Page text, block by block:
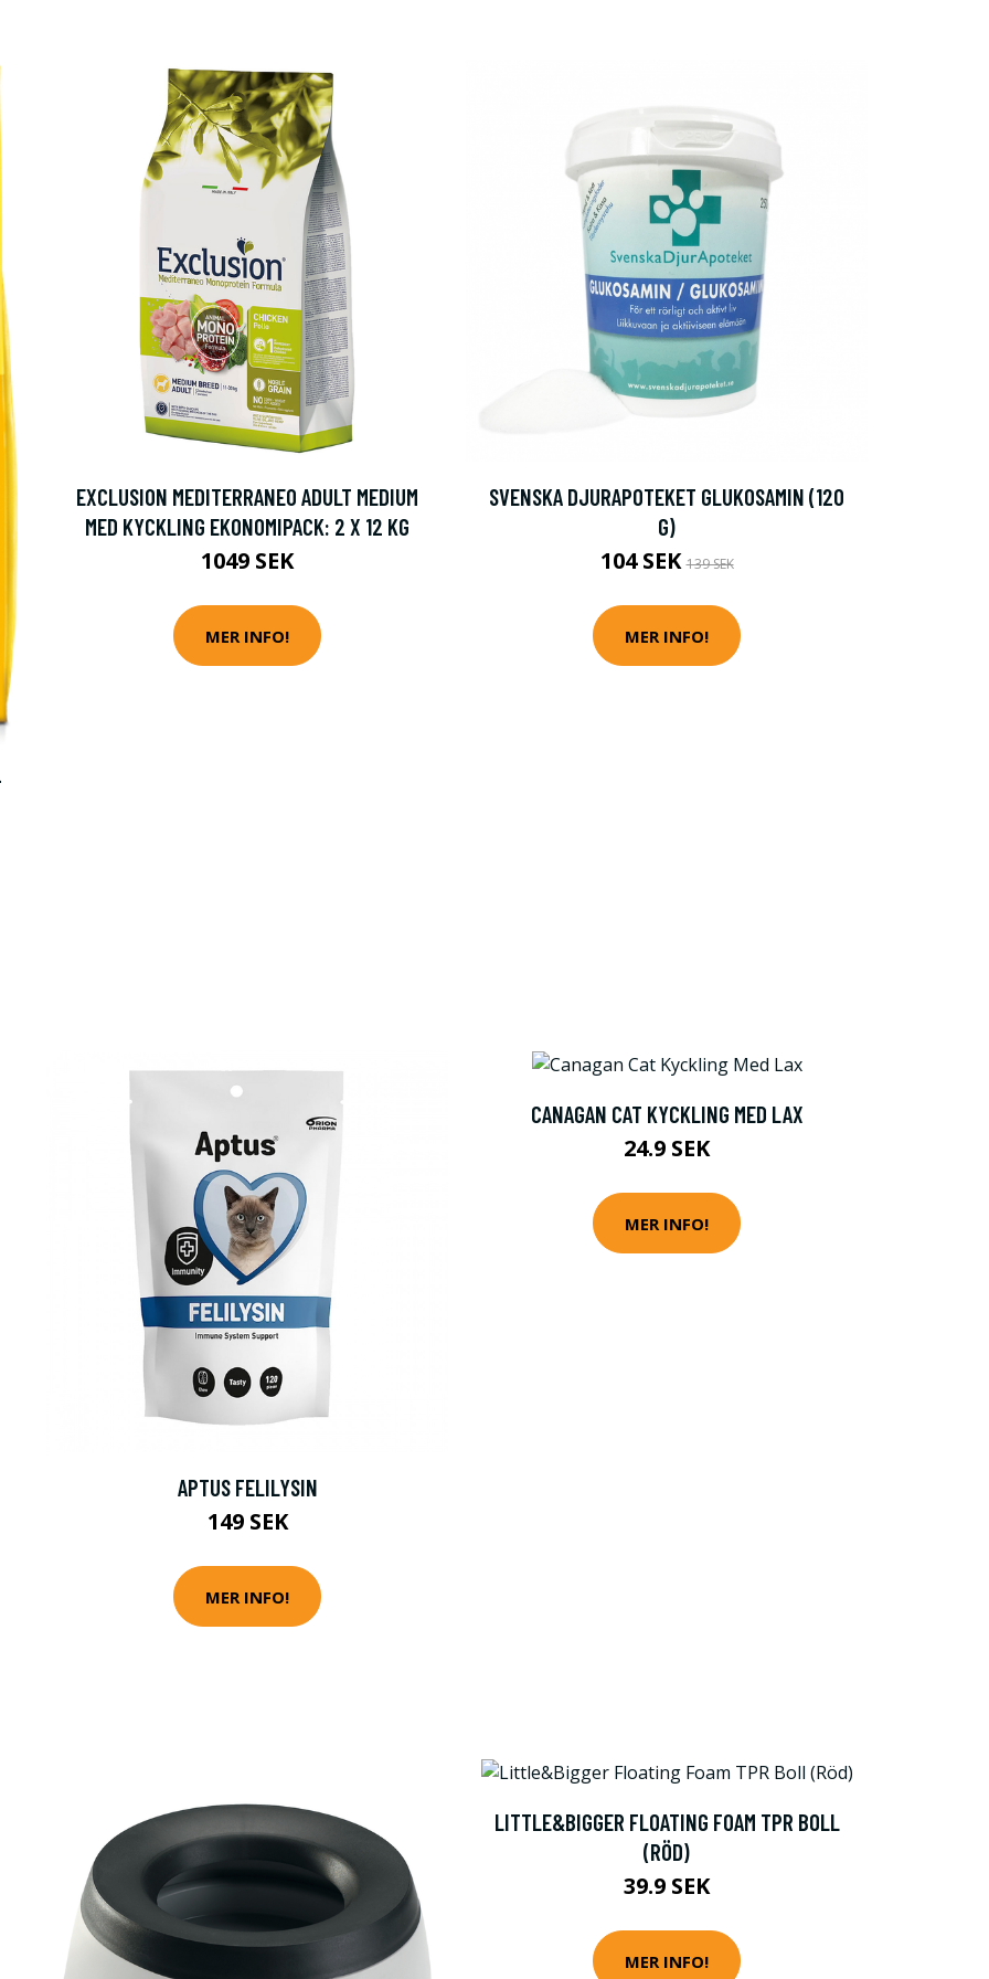
EXCLUSION MEDITERRANEO ADULT MEDIUM
MED KYCKLING EKONOMIPACK: 2 X 12 KG
1049 SEK
MER INFO!
SVENSKA DJURAPOTEKET GLUKOSAMIN (120
G)
104 SEK139 SEK
MER INFO!
APTUS FELILYSIN
149 SEK
MER INFO!
CANAGAN CAT KYCKLING MED LAX
24.9 SEK
MER INFO!
LITTLE&BIGGER FLOATING FOAM TPR BOLL
(RÖD)
39.9 SEK
MER INFO!